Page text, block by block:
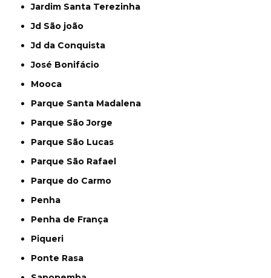
Jardim Santa Terezinha
Jd São joão
Jd da Conquista
José Bonifácio
Mooca
Parque Santa Madalena
Parque São Jorge
Parque São Lucas
Parque São Rafael
Parque do Carmo
Penha
Penha de França
Piqueri
Ponte Rasa